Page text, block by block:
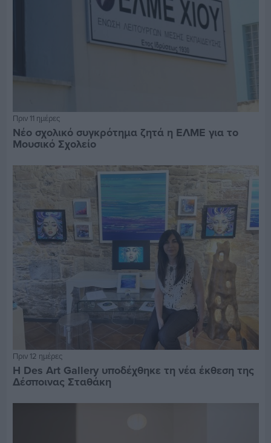
Πριν 11 ημέρες
Νέο σχολικό συγκρότημα ζητά η ΕΛΜΕ για το
Μουσικό Σχολείο
Πριν 12 ημέρες
Η Des Art Gallery υποδέχθηκε τη νέα έκθεση της
Δέσποινας Σταθάκη